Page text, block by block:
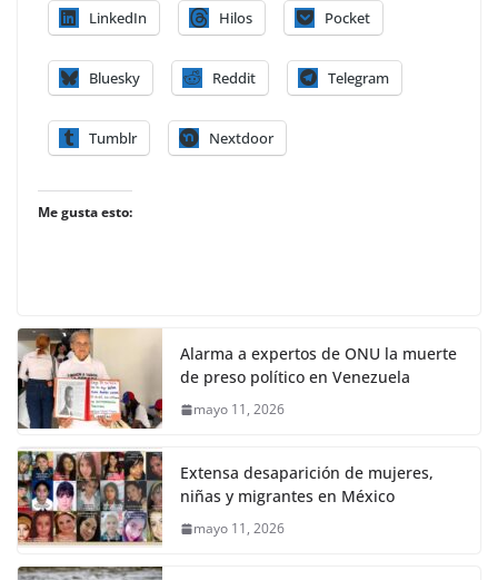
LinkedIn Hilos Pocket
Bluesky Reddit Telegram
Tumblr Nextdoor
Me gusta esto:
Alarma a expertos de ONU la muerte
de preso político en Venezuela
mayo 11, 2026
Extensa desaparición de mujeres,
niñas y migrantes en México
mayo 11, 2026